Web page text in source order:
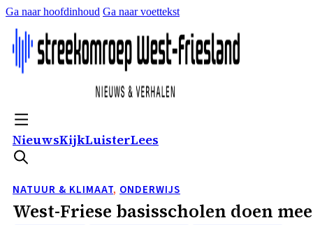
Ga naar hoofdinhoud Ga naar voettekst
NieuwsKijkLuisterLees
NATUUR & KLIMAAT, ONDERWIJS
West-Friese basisscholen doen